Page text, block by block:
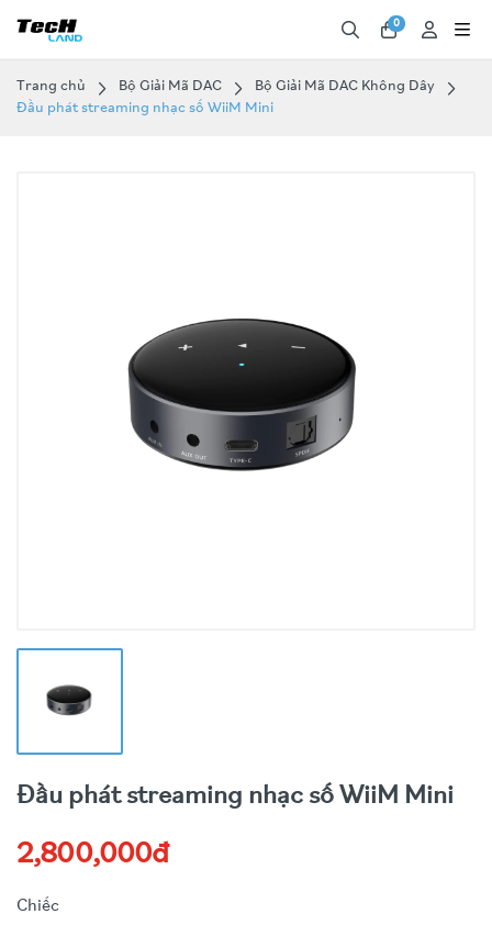
0
Trang chủ Bộ Giải Mã DAC
Bộ Giải Mã DAC Không Dây
Đầu phát streaming nhạc số WiiM Mini
Đầu phát streaming nhạc số WiiM Mini
2,800,000đ
Chiếc